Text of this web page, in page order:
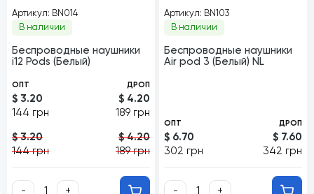
Артикул: BN014
В наличии
Беспроводные наушники
i12 Pods (Белый)
ОПТ
$ 3.20
144 грн
$ 3.20
144 грн
ДРОП
$ 4.20
189 грн
$ 4.20
189 грн
- +
Артикул: BN103
В наличии
Беспроводные наушники
Air pod 3 (Белый) NL
ОПТ
$ 6.70
302 грн
ДРОП
$ 7.60
342 грн
- +